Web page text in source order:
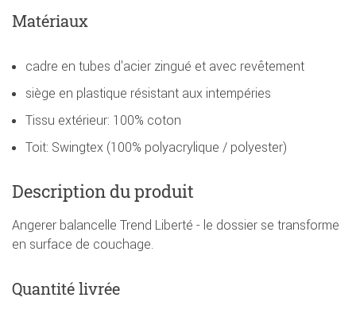
Matériaux
cadre en tubes d'acier zingué et avec revêtement
siège en plastique résistant aux intempéries
Tissu extérieur: 100% coton
Toit: Swingtex (100% polyacrylique / polyester)
Description du produit
Angerer balancelle Trend Liberté - le dossier se transforme
en surface de couchage.
Quantité livrée